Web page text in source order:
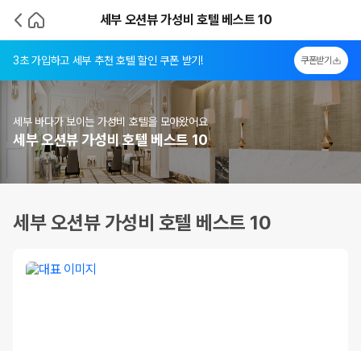
세부 오션뷰 가성비 호텔 베스트 10
3초 가입하고 세부 추천 호텔 할인 쿠폰 받기! 쿠폰받기
세부 바다가 보이는 가성비 호텔을 모아왔어요
세부 오션뷰 가성비 호텔 베스트 10
세부 오션뷰 가성비 호텔 베스트 10